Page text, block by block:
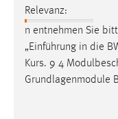
Relevanz:
n entnehmen Sie
„Einführung in die
Kurs. 9 4
Grundlagenmodule
Cookie Laufzeit:
3 Monate
EXTERNE